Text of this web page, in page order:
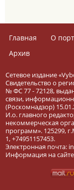
Главная О
Архив
Сетевое издание
Свидетельство о
№ ФС 77 - 72128,
связи,
(Роскомнадзор)
И.о. главного
некоммерческая
программ». 125299,
1, +74951157453.
Электронная почта:
Информация на